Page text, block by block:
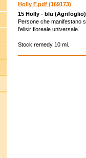
Holly F.pdf (169173)
15 Holly - blu (Agrifoglio)
Persone che manifestano
l'elisir floreale universale.
Stock remedy 10 ml.